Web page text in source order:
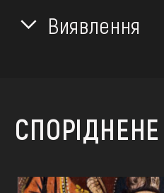
Виявлення
СПОРІДНЕНЕ